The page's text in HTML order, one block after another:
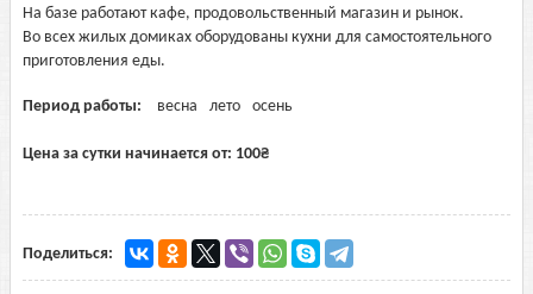
На базе работают кафе, продовольственный магазин и рынок.
Во всех жилых домиках оборудованы кухни для самостоятельного
приготовления еды.
Период работы: весна лето осень
Цена за сутки начинается от: 100₴
Поделиться: